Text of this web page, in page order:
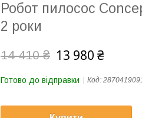
Робот пилосос
2 роки
14 410 ₴ 13 980 ₴
Готово до відправки Код: